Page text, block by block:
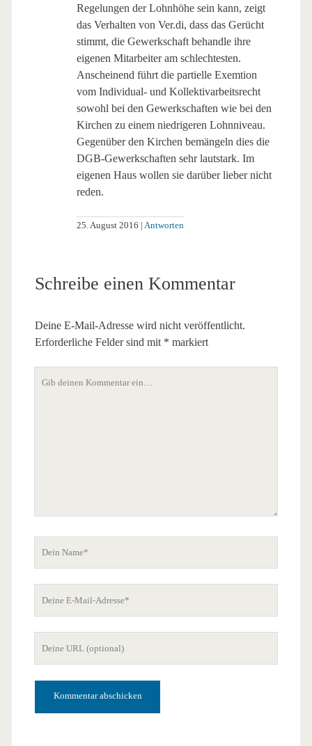
Regelungen der Lohnhöhe sein kann, zeigt
das Verhalten von Ver.di, dass das Gerücht
stimmt, die Gewerkschaft behandle ihre
eigenen Mitarbeiter am schlechtesten.
Anscheinend führt die partielle Exemtion
vom Individual- und Kollektivarbeitsrecht
sowohl bei den Gewerkschaften wie bei den
Kirchen zu einem niedrigeren Lohnniveau.
Gegenüber den Kirchen bemängeln dies die
DGB-Gewerkschaften sehr lautstark. Im
eigenen Haus wollen sie darüber lieber nicht
reden.
25. August 2016 Antworten
Schreibe einen Kommentar
Deine E-Mail-Adresse wird nicht veröffentlicht.
Erforderliche Felder sind mit * markiert
Adresse